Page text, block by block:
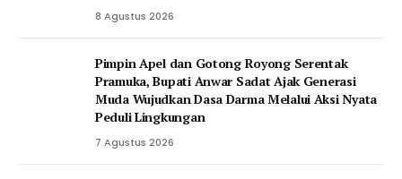
8 Agustus 2026
Pimpin Apel dan Gotong Royong Serentak
Pramuka, Bupati Anwar Sadat Ajak Generasi
Muda Wujudkan Dasa Darma Melalui Aksi Nyata
Peduli Lingkungan
7 Agustus 2026